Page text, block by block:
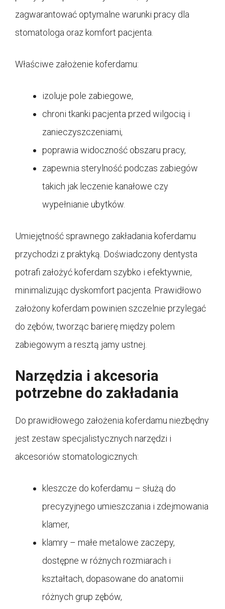
zagwarantować optymalne warunki pracy dla
stomatologa oraz komfort pacjenta.
Właściwe założenie koferdamu:
izoluje pole zabiegowe,
chroni tkanki pacjenta przed wilgocią i
zanieczyszczeniami,
poprawia widoczność obszaru pracy,
zapewnia sterylność podczas zabiegów
takich jak leczenie kanałowe czy
wypełnianie ubytków.
Umiejętność sprawnego zakładania koferdamu
przychodzi z praktyką. Doświadczony dentysta
potrafi założyć koferdam szybko i efektywnie,
minimalizując dyskomfort pacjenta. Prawidłowo
założony koferdam powinien szczelnie przylegać
do zębów, tworząc barierę między polem
zabiegowym a resztą jamy ustnej.
Narzędzia i akcesoria
potrzebne do zakładania
Do prawidłowego założenia koferdamu niezbędny
jest zestaw specjalistycznych narzędzi i
akcesoriów stomatologicznych:
kleszcze do koferdamu – służą do
precyzyjnego umieszczania i zdejmowania
klamer,
klamry – małe metalowe zaczepy,
dostępne w różnych rozmiarach i
kształtach, dopasowane do anatomii
różnych grup zębów,